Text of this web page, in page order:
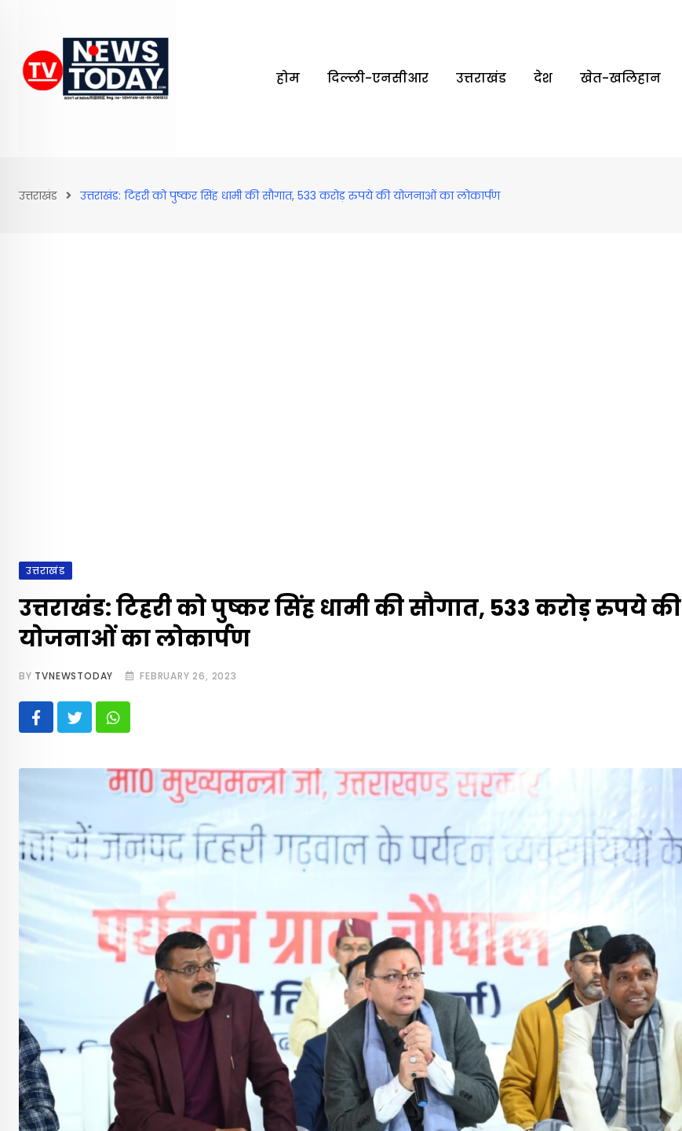
content
होम दिल्‍ली-एनसीआर उत्तराखंड देश खेत-खलिहान
उत्तराखंड उत्तराखंड: टिहरी को पुष्‍कर सिंह धामी की सौगात, 533 करोड़ रुपये की योजनाओं का लोकार्पण
उत्तराखंड
उत्तराखंड: टिहरी को पुष्‍कर सिंह धामी की सौगात, 533 करोड़ रुपये की
योजनाओं का लोकार्पण
BY TVNEWSTODAY FEBRUARY 26, 2023
Whatsapp